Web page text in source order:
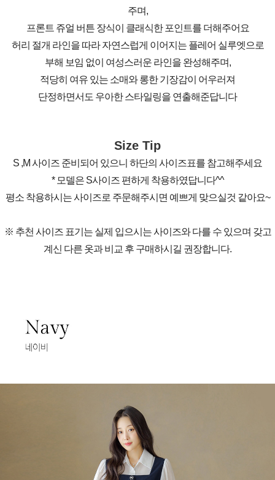
주며,
프론트 쥬얼 버튼 장식이 클래식한 포인트를 더해주어요
허리 절개 라인을 따라 자연스럽게 이어지는 플레어 실루엣으로
부해 보임 없이 여성스러운 라인을 완성해주며,
적당히 여유 있는 소매와 롱한 기장감이 어우러져
단정하면서도 우아한 스타일링을 연출해준답니다
Size Tip
S ,M 사이즈 준비되어 있으니 하단의 사이즈표를 참고해주세요
* 모델은 S사이즈 편하게 착용하였답니다^^
평소 착용하시는 사이즈로 주문해주시면 예쁘게 맞으실것 같아요~
※ 추천 사이즈 표기는 실제 입으시는 사이즈와 다를 수 있으며 갖고
계신 다른 옷과 비교 후 구매하시길 권장합니다.